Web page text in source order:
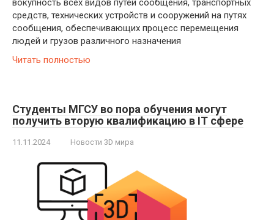
во­куп­ность всех ви­дов пу­тей со­об­ще­ния, транс­порт­ных
средств, технических уст­ройств и со­ору­же­ний на пу­тях
со­об­ще­ния, обес­пе­чи­ваю­щих процесс перемещения
людей и грузов различного назначения
Читать полностью
Студенты МГСУ во пора обучения могут
получить вторую квалификацию в IT сфере
11.11.2024 Новости 3D мира